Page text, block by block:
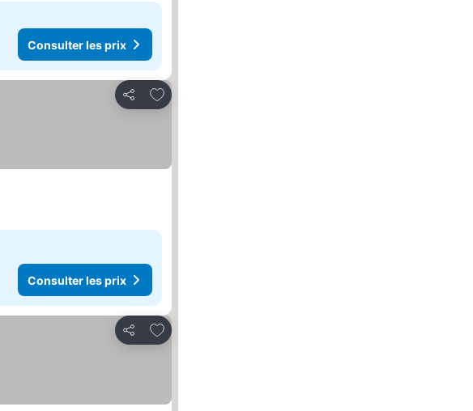
Consulter les prix
Partager
Ajouter à mes favoris
Consulter les prix
Partager
Ajouter à mes favoris